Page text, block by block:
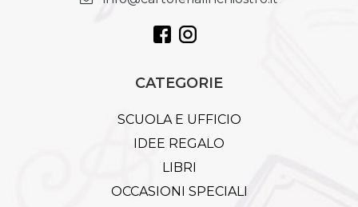
CATEGORIE
SCUOLA E UFFICIO
IDEE REGALO
LIBRI
OCCASIONI SPECIALI